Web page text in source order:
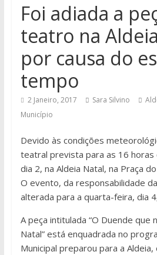
Foi adiada a
teatro na
por causa do
tempo
2 Janeiro, 2017 Sara Silvino
Município
Devido às condições
teatral prevista para as 16
dia 2, na Aldeia Natal, na Praça
O evento, da responsabilidade
alterada para a quarta-feira, dia
A peça intitulada “O Duende que
Natal” está enquadrada no
Municipal preparou para a